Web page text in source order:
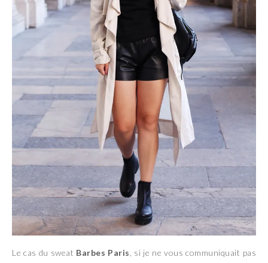
Le cas du sweat Barbes Paris , si je ne vous communiquait pas